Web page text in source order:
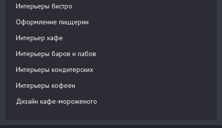
Интерьеры бистро
Оформление пиццерии
Интерьер кафе
Интерьеры баров и пабов
Интерьеры кондитерских
Интерьеры кофеен
Дизайн кафе-мороженого